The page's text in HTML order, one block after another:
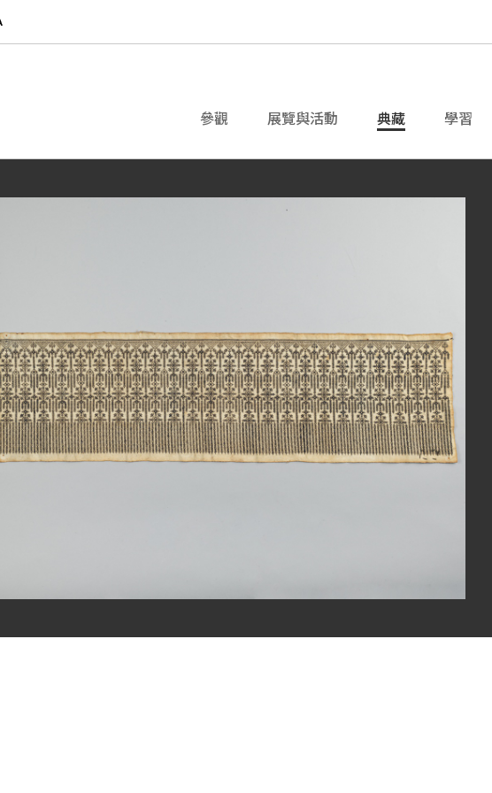
參觀 展覽與活動 典藏 學習